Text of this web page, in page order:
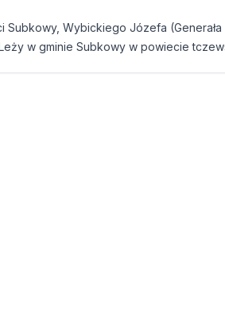
Subkowy, Wybickiego Józefa
w gminie Subkowy w powiecie